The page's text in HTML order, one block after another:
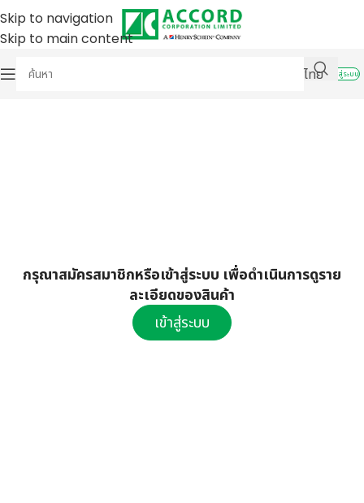
Skip to navigation
Skip to main content
ไทย
เข้าสู่ระบบ
กรุณาสมัครสมาชิกหรือเข้าสู่ระบบ เพื่อดำเนินการดูราย
ละเอียดของสินค้า
เข้าสู่ระบบ